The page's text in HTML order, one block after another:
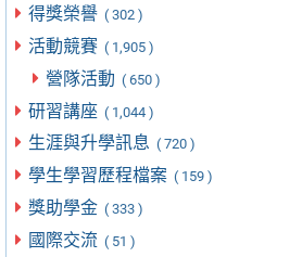
得獎榮譽 ( 302 )
活動競賽 ( 1,905 )
營隊活動 ( 650 )
研習講座 ( 1,044 )
生涯與升學訊息 ( 720 )
學生學習歷程檔案 ( 159 )
獎助學金 ( 333 )
國際交流 ( 51 )